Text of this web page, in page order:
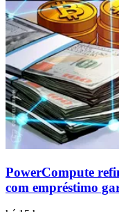
PowerCompute
com empréstimo